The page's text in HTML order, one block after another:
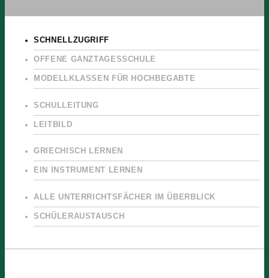
SCHNELLZUGRIFF
OFFENE GANZTAGESSCHULE
MODELLKLASSEN FÜR HOCHBEGABTE
SCHULLEITUNG
LEITBILD
GRIECHISCH LERNEN
EIN INSTRUMENT LERNEN
ALLE UNTERRICHTSFÄCHER IM ÜBERBLICK
SCHÜLERAUSTAUSCH